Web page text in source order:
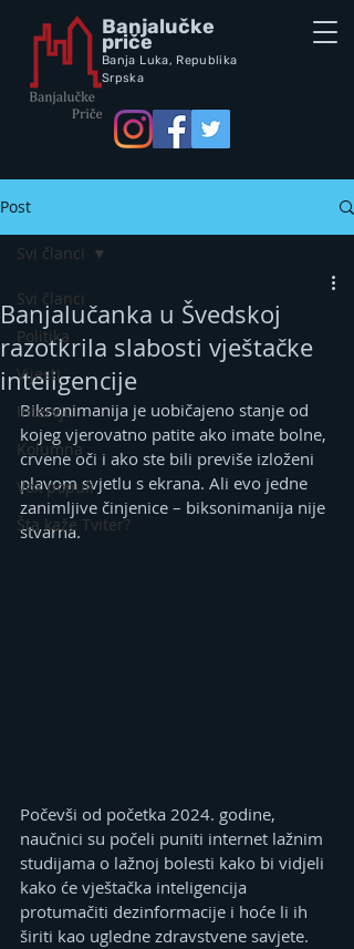
Banjalučke
priče
Banja Luka, Republika
Srpska
Post
Svi članci
Politika
Vijesti
Intervju
Kolumna
Vox populi
Šta kaže Tviter?
Svi članci
Banjalučanka u Švedskoj
razotkrila slabosti vještačke
inteligencije
Biksonimanija je uobičajeno stanje od
kojeg vjerovatno patite ako imate bolne,
crvene oči i ako ste bili previše izloženi
plavom svjetlu s ekrana. Ali evo jedne
zanimljive činjenice – biksonimanija nije
stvarna.
Počevši od početka 2024. godine,
naučnici su počeli puniti internet lažnim
studijama o lažnoj bolesti kako bi vidjeli
kako će vještačka inteligencija
protumačiti dezinformacije i hoće li ih
širiti kao ugledne zdravstvene savjete.